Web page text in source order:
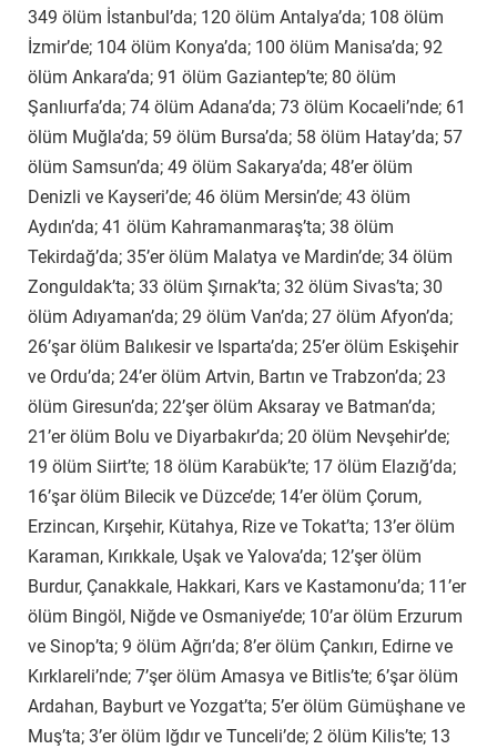
349 ölüm İstanbul’da; 120 ölüm Antalya’da; 108 ölüm
İzmir’de; 104 ölüm Konya’da; 100 ölüm Manisa’da; 92
ölüm Ankara’da; 91 ölüm Gaziantep’te; 80 ölüm
Şanlıurfa’da; 74 ölüm Adana’da; 73 ölüm Kocaeli’nde; 61
ölüm Muğla’da; 59 ölüm Bursa’da; 58 ölüm Hatay’da; 57
ölüm Samsun’da; 49 ölüm Sakarya’da; 48’er ölüm
Denizli ve Kayseri’de; 46 ölüm Mersin’de; 43 ölüm
Aydın’da; 41 ölüm Kahramanmaraş’ta; 38 ölüm
Tekirdağ’da; 35’er ölüm Malatya ve Mardin’de; 34 ölüm
Zonguldak’ta; 33 ölüm Şırnak’ta; 32 ölüm Sivas’ta; 30
ölüm Adıyaman’da; 29 ölüm Van’da; 27 ölüm Afyon’da;
26’şar ölüm Balıkesir ve Isparta’da; 25’er ölüm Eskişehir
ve Ordu’da; 24’er ölüm Artvin, Bartın ve Trabzon’da; 23
ölüm Giresun’da; 22’şer ölüm Aksaray ve Batman’da;
21’er ölüm Bolu ve Diyarbakır’da; 20 ölüm Nevşehir’de;
19 ölüm Siirt’te; 18 ölüm Karabük’te; 17 ölüm Elazığ’da;
16’şar ölüm Bilecik ve Düzce’de; 14’er ölüm Çorum,
Erzincan, Kırşehir, Kütahya, Rize ve Tokat’ta; 13’er ölüm
Karaman, Kırıkkale, Uşak ve Yalova’da; 12’şer ölüm
Burdur, Çanakkale, Hakkari, Kars ve Kastamonu’da; 11’er
ölüm Bingöl, Niğde ve Osmaniye’de; 10’ar ölüm Erzurum
ve Sinop’ta; 9 ölüm Ağrı’da; 8’er ölüm Çankırı, Edirne ve
Kırklareli’nde; 7’şer ölüm Amasya ve Bitlis’te; 6’şar ölüm
Ardahan, Bayburt ve Yozgat’ta; 5’er ölüm Gümüşhane ve
Muş’ta; 3’er ölüm Iğdır ve Tunceli’de; 2 ölüm Kilis’te; 13